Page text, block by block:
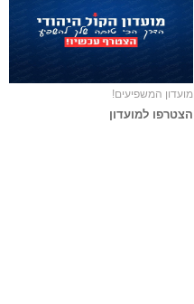
מועדון המשפיעים!
הצטרפו למועדון